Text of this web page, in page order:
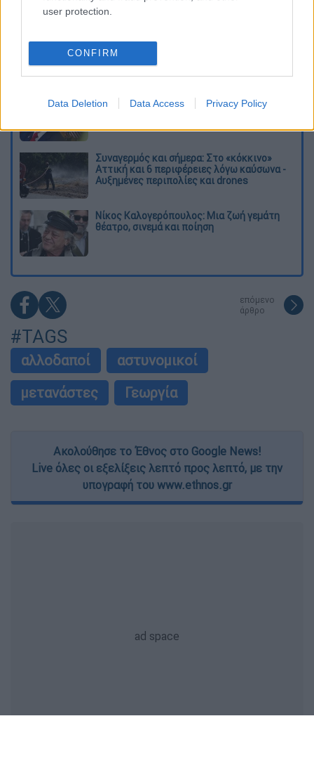
user protection.
CONFIRM
Data Deletion Data Access Privacy Policy
Διαβάστε ακόμη
Το φθινοπωρινό σχέδιο Ανδρουλάκη: Η
αντεπίθεση του ΠΑΣΟΚ από την κοινωνία
έως τη ΔΕΘ
Η παγίδα του Ορμούζ για τον Τραμπ και το
επικίνδυνο στοίχημα της Τεχεράνης - Ποιος
Συναγερμός και σήμερα: Στο «κόκκινο»
Αττική και 6 περιφέρειες λόγω καύσωνα -
Αυξημένες περιπολίες και drones
Νίκος Καλογερόπουλος: Μια ζωή γεμάτη
θέατρο, σινεμά και ποίηση
επόμενο
άρθρο
#TAGS
αλλοδαποί
αστυνομικοί
μετανάστες
Γεωργία
Ακολούθησε το Έθνος στο Google News!
Live όλες οι εξελίξεις λεπτό προς λεπτό, με την
υπογραφή του www.ethnos.gr